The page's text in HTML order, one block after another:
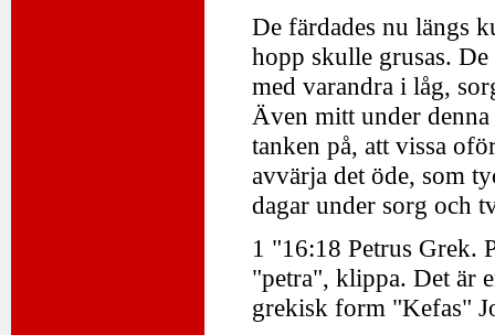
De färdades nu längs
hopp skulle grusas.
med varandra i låg,
Även mitt under
tanken på, att vissa
avvärja det öde, som
dagar under sorg och
1 "16:18 Petrus Grek.
"petra", klippa. Det är
grekisk form "Kefas"